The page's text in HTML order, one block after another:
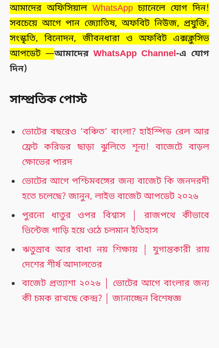
আমাদের অফিসিয়াল WhatsAppচ্যানেলে যোগ দিন!
সবচেয়ে আগে পান জ্যোতিষ, অফবিট নিউজ, প্রযুক্তি,
সংস্কৃতি, বিনোদন, জীবনধারা ও অফবিট এক্সক্লুসিভ
আপডেট —আমাদের WhatsApp Channel-এ যোগ
দিন)
সাম্প্রতিক পোস্ট
ভোটের বছরেও ‘বঞ্চিত’ বাংলা? হাইস্পিড রেল আর
ফ্রেট করিডর ছাড়া ঝুলিতে শূন্য! বাজেটে বাড়ল
ক্ষোভের পারদ
ভোটের আগে পশ্চিমবঙ্গের জন্য বাজেট কি জনদরদী
হতে চলেছে? জানুন, লাইভ বাজেট আপডেট ২০২৬
পুরনো ধাতুর ওপর বিশ্বাস │ রাজপথে কীভাবে
ভিন্টেজ গাড়ি হয়ে ওঠে চলমান ইতিহাস
ঋতুস্রাব আর বাধা নয় শিক্ষায় │ যুগান্তকারী রায়
দেশের শীর্ষ আদালতের
বাজেট প্রত্যাশা ২০২৬ │ ভোটের আগে বাংলার জন্য
কী চমক রাখছে কেন্দ্র? │ জানাচ্ছেন বিশেষজ্ঞ